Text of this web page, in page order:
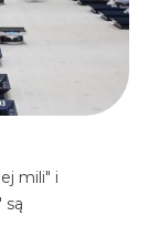
mili" i
są